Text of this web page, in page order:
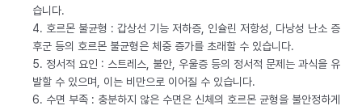
습니다.
4. 호르몬 불균형 : 갑상선 기능 저하증, 인슐린 저항성, 다낭성 난소 증
후군 등의 호르몬 불균형은 체중 증가를 초래할 수 있습니다.
5. 정서적 요인 : 스트레스, 불안, 우울증 등의 정서적 문제는 과식을 유
발할 수 있으며, 이는 비만으로 이어질 수 있습니다.
6. 수면 부족 : 충분하지 않은 수면은 신체의 호르몬 균형을 불안정하게